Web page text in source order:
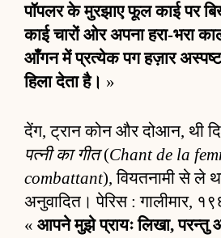
पॉपलर के मुरझाए फूल काई पर
काई चारों ओर अपना हरा-भरा
आँगन में प्रत्येक पग हज़ार
हिला देता है। »
देंग, ट्रान कोन और दोआन, थी
पत्नी का गीत(Chant de la
combattant), वियतनामी से ले
अनुवादित। पेरिस : गालीमार,
« आपने मुझे प्रायः लिखा, परन्तु